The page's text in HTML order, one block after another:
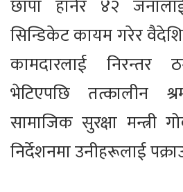
छापा हानेर ४२
सिन्डिकेट कायम गरेर
कामदारलाई
भेटिएपछि तत्कालीन
सामाजिक सुरक्षा मन्त्री
निर्देशनमा उनीहरूलाई